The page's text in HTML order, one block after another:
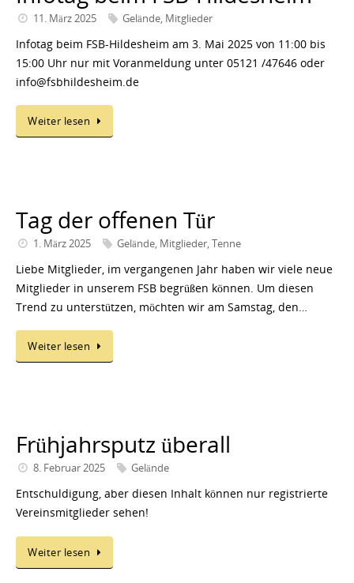
11. März 2025 Gelände, Mitglieder
Infotag beim FSB-Hildesheim am 3. Mai 2025 von 11:00 bis
15:00 Uhr nur mit Voranmeldung unter 05121 /47646 oder
info@fsbhildesheim.de
Weiter lesen
Tag der offenen Tür
1. März 2025 Gelände, Mitglieder,Tenne
Liebe Mitglieder, im vergangenen Jahr haben wir viele neue
Mitglieder in unserem FSB begrüßen können. Um diesen
Trend zu unterstützen, möchten wir am Samstag, den…
Weiter lesen
Frühjahrsputz überall
8. Februar 2025 Gelände
Entschuldigung, aber diesen Inhalt können nur registrierte
Vereinsmitglieder sehen!
Weiter lesen